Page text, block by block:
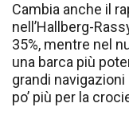
Cambia anche il
nell’Hallberg-
35%, mentre nel
una barca più
grandi
po’ più per la